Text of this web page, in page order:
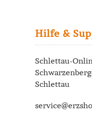
Hilfe &
Schlettau-
Schlettau